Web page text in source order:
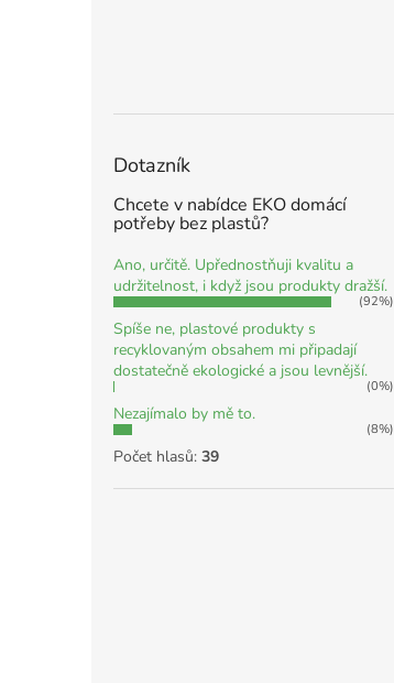
Dotazník
Chcete v nabídce EKO domácí
potřeby bez plastů?
Ano, určitě. Upřednostňuji kvalitu a
udržitelnost, i když jsou produkty dražší.
(92%)
Spíše ne, plastové produkty s
recyklovaným obsahem mi připadají
dostatečně ekologické a jsou levnější.
(0%)
Nezajímalo by mě to.
(8%)
Počet hlasů: 39